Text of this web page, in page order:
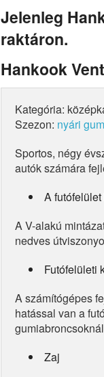
Jelenleg
raktáron.
Hankook
Kategória:
Szezon: nyári
Sportos, négy
autók számára
A
A V-alakú
nedves
Futófelületi
A számítógépes
hatással van a
Zaj